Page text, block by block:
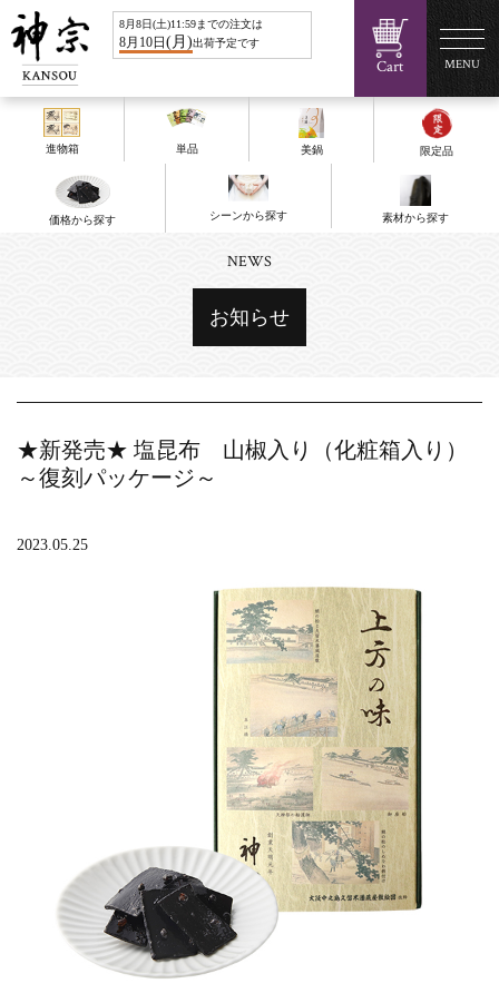
8月8日(土)11:59までの注文は
8月 10日 (月 )出荷予定です
Cart MENU
進物箱 単品 美鍋 限定品
価格から探す シーンから探す 素材から探す
NEWS
お知らせ
★新発売★ 塩昆布 山椒入り（化粧箱入り）
～復刻パッケージ～
2023.05.25